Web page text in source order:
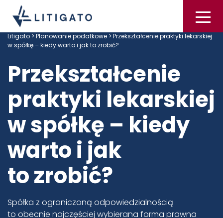
Litigato > Planowanie podatkowe > Przekształcenie praktyki lekarskiej
w spółkę – kiedy warto i jak to zrobić?
Przekształcenie
praktyki lekarskiej
w spółkę – kiedy
warto i jak
to zrobić?
Spółka z ograniczoną odpowiedzialnością
to obecnie najczęściej wybierana forma prawna